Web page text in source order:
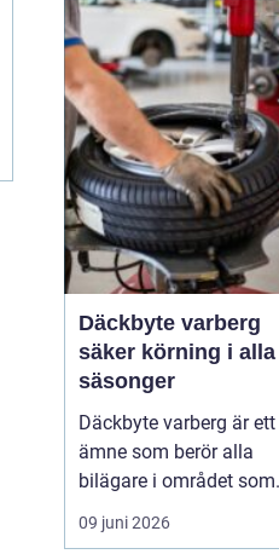
säkerheten. Vädret i
Närke skiftar snabbt,
med kalla vintrar, blöta
vårvägar och varma
sommardagar. För den
som...
Däckbyte varberg
säker körning i alla
säsonger
Däckbyte varberg är ett
ämne som berör alla
bilägare i området som
vill köra säkert året om.
När vädret skiftar mellan
09 juni 2026